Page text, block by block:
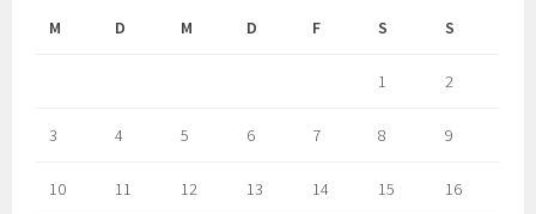
M
D M D F S S
1 2
3 4 5 6 7 8 9
10 11 12 13 14 15 16